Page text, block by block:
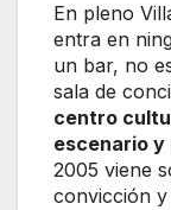
En pleno
entra en
un bar, no
sala de
centro
escenario
2005 viene
convicción